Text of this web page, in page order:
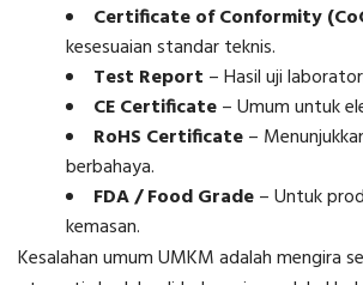
Certificate of Conformity
kesesuaian standar teknis.
Test Report – Hasil uji
CE Certificate– Umum untuk
RoHS Certificate–
berbahaya.
FDA / Food Grade– Untuk
kemasan.
Kesalahan umum UMKM adalah mengira